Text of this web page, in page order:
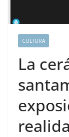
CULTURA
La